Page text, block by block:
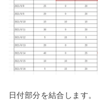
日付部分を結合します。